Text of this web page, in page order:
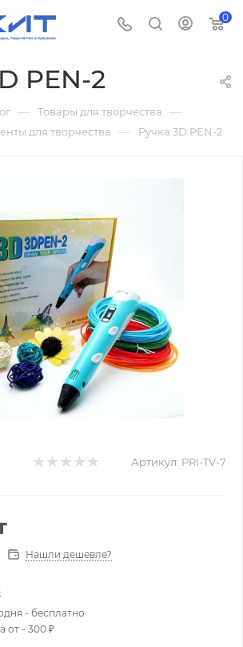
0
PEN-2
— Товары для творчества —
для творчества — Ручка 3D PEN-2
Артикул: PRI-TV-7
Нашли дешевле?
- бесплатно
от - 300 ₽